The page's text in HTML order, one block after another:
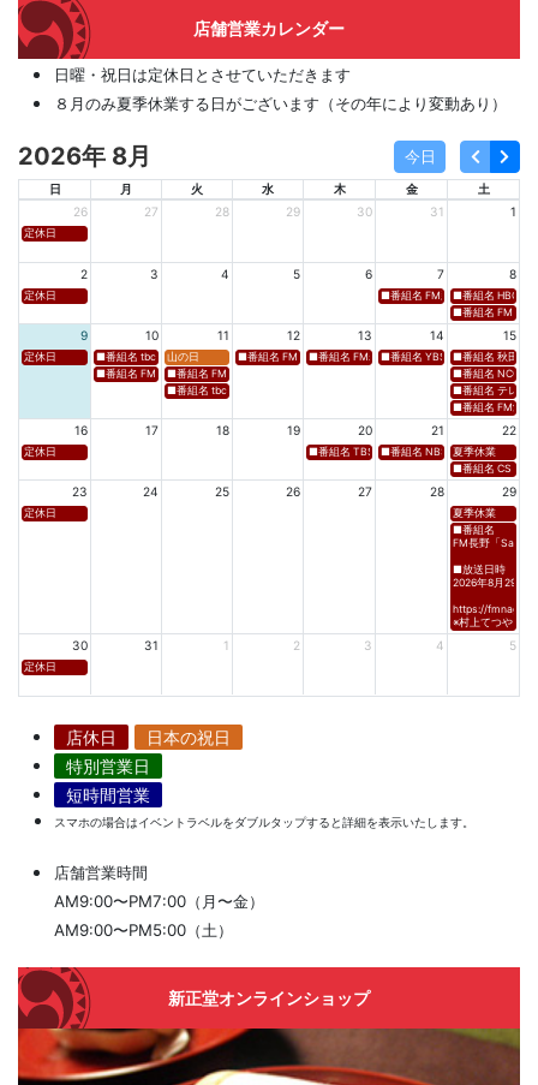
店舗営業カレンダー
日曜・祝日は定休日とさせていただきます
８月のみ夏季休業する日がございます（その年により変動あり）
2026年 8月 今日
日 月 火 水 木 金
土
26
27 28 29 30 31 1
定休日
2 3 4 5 6 7 8
定休日 ■番組名 FM新潟「SOUND
■番組名 HBC北
■番組名 FM 福
9 10 11 12 13 14 15
定休日 ■番組名 tbcラジオ「en∞Voyage(エン・ボヤージュ)」 ■放送日時 https://www.tbc-
山の日 ■番組名 FM高知「Hi-Six Shake！Shake！Shake！」 ■放
■番組名 FM岩手「夕刊ラジオ（YOU CAN
■番組名 YBS山梨放送「やまな
■番組名 秋田朝
■番組名 FM秋田「mix」 ■放送日時 https://www.fm-akita.co.jp/program/ ※黒沢 薫、安岡
■番組名 FM山形「WAVE4yamagata EXCEED」 ■放送日時 https://■番組名 NCC長
■番組名 tbc東北放送「ウォッチン！みやぎ」 ■放送日時 https://www.tbc-
■番組名 テレビ
■番組名 FM愛媛
16 17 18 19 20 21 22
定休日 ■番組名 TBS「Spicy Sessions THE LIVE」 ■
■番組名 NBS⻑野放送 「グッ
夏季休業
■番組名 CS TBS
23 24 25 26 27 28 29
定休日
夏季休業
■番組名
FM長野「
■放送日時
2026年8月29日(
https://
※村上てつや、酒
30 31 1 2 3 4 5
定休日
店休日
日本の祝日
特別営業日
短時間営業
スマホの場合はイベントラベルをダブルタップすると詳細を表示いたします。
店舗営業時間
AM9:00〜PM7:00（月〜金）
AM9:00〜PM5:00（土）
新正堂オンラインショップ